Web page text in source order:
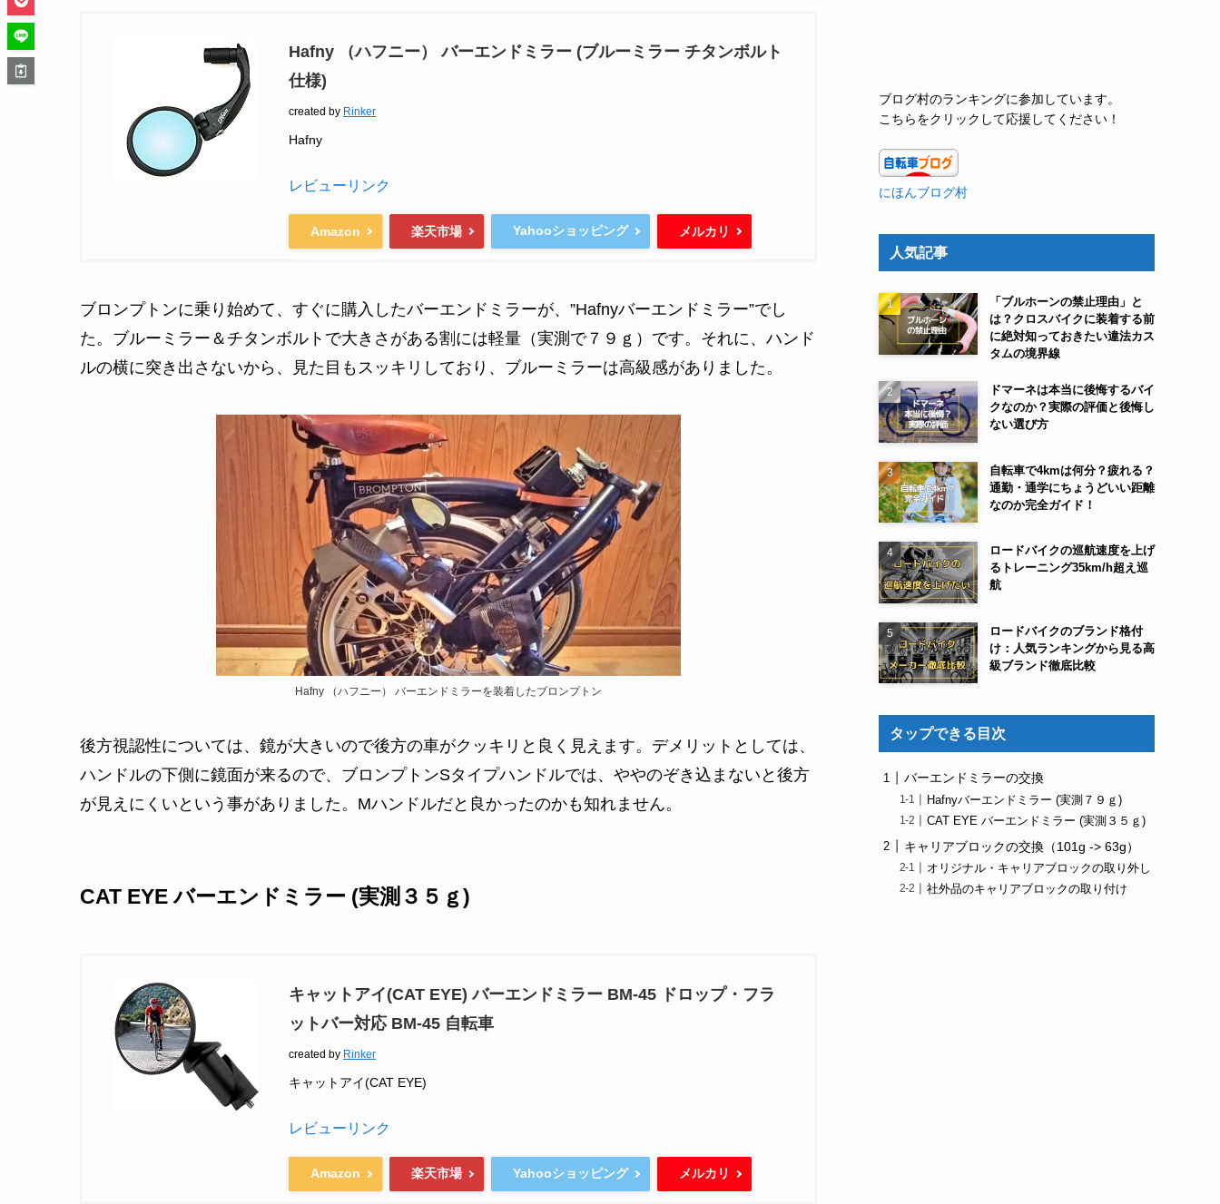
Hafny （ハフニー） バーエンドミラー (ブルーミラー チタンボルト
仕様)
created by Rinker
Hafny
レビューリンク
Amazon 楽天市場 Yahooショッピング メルカリ
ブロンプトンに乗り始めて、すぐに購入したバーエンドミラーが、”Hafnyバーエンドミラー”でし
た。ブルーミラー＆チタンボルトで大きさがある割には軽量（実測で７９ｇ）です。それに、ハンド
ルの横に突き出さないから、見た目もスッキリしており、ブルーミラーは高級感がありました。
Hafny （ハフニー） バーエンドミラーを装着したブロンプトン
後方視認性については、鏡が大きいので後方の車がクッキリと良く見えます。デメリットとしては、
ハンドルの下側に鏡面が来るので、ブロンプトンSタイプハンドルでは、ややのぞき込まないと後方
が見えにくいという事がありました。Mハンドルだと良かったのかも知れません。
CAT EYE バーエンドミラー (実測３５ｇ)
キャットアイ(CAT EYE) バーエンドミラー BM-45 ドロップ・フラ
ットバー対応 BM-45 自転車
created by Rinker
キャットアイ(CAT EYE)
レビューリンク
Amazon 楽天市場 Yahooショッピング メルカリ
ブログ村のランキングに参加しています。
こちらをクリックして応援してください！
にほんブログ村
人気記事
「ブルホーンの禁止理由」と
は？クロスバイクに装着する前
に絶対知っておきたい違法カス
タムの境界線
ドマーネは本当に後悔するバイ
クなのか？実際の評価と後悔し
ない選び方
自転車で4kmは何分？疲れる？
通勤・通学にちょうどいい距離
なのか完全ガイド！
ロードバイクの巡航速度を上げ
るトレーニング35km/h超え巡
航
ロードバイクのブランド格付
け：人気ランキングから見る高
級ブランド徹底比較
タップできる目次
バーエンドミラーの交換
Hafnyバーエンドミラー (実測７９ｇ)
CAT EYE バーエンドミラー (実測３５ｇ)
キャリアブロックの交換（101g -> 63g）
オリジナル・キャリアブロックの取り外し
社外品のキャリアブロックの取り付け